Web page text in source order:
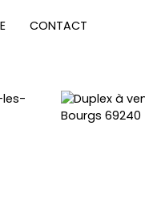
CONTACT